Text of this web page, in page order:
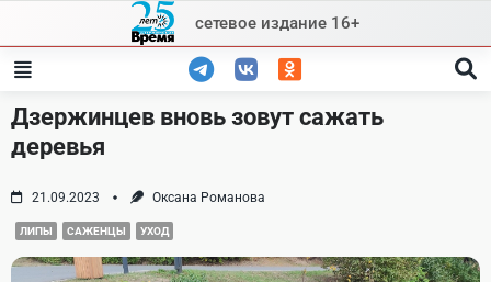
content
сетевое издание 16+
Дзержинцев вновь зовут сажать
деревья
21.09.2023 Оксана Романова
ЛИПЫ САЖЕНЦЫ УХОД